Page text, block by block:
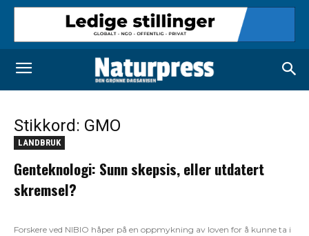
Stikkord: GMO
LANDBRUK
Genteknologi: Sunn skepsis, eller utdatert
skremsel?
Forskere ved NIBIO håper på en oppmykning av loven for å kunne ta i